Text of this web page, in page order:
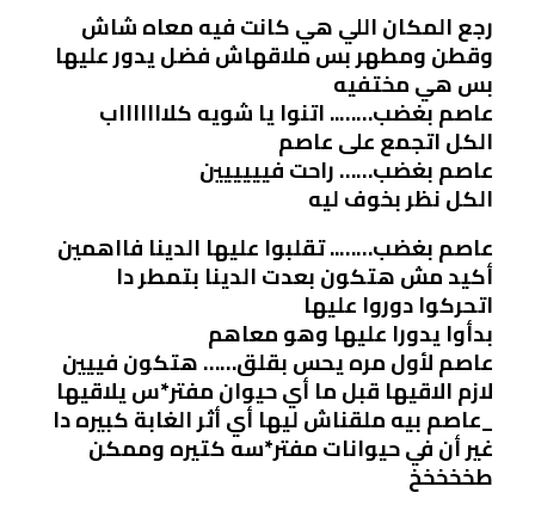
رجع المكان اللي هي كانت فيه معاه شاش
وقطن ومطهر بس ملاقهاش فضل يدور عليها
بس هي مختفيه
عاصم بغضب…….. اتنوا يا شويه كلاااااااب
الكل اتجمع على عاصم
عاصم بغضب…… راحت فيييييين
الكل نظر بخوف ليه
عاصم بغضب…….. تقلبوا عليها الدينا فااهمين
أكيد مش هتكون بعدت الدينا بتمطر دا
اتحركوا دوروا عليها
بدأوا يدورا عليها وهو معاهم
عاصم لأول مره يحس بقلق…… هتكون فييين
لازم الاقيها قبل ما أي حيوان مفتر*س يلاقيها
_عاصم بيه ملقناش ليها أي أثر الغابة كبيره دا
غير أن في حيوانات مفتر*سه كتيره وممكن
طخخخخخ